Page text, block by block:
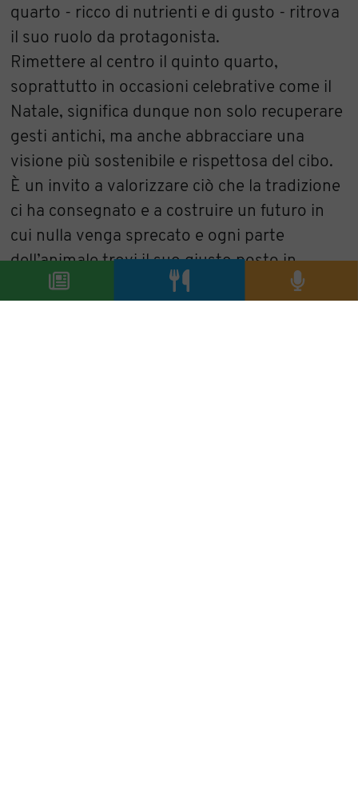
quarto - ricco di nutrienti e di gusto - ritrova
il suo ruolo da protagonista.
Rimettere al centro il quinto quarto,
soprattutto in occasioni celebrative come il
Natale, significa dunque non solo recuperare
gesti antichi, ma anche abbracciare una
visione più sostenibile e rispettosa del cibo.
È un invito a valorizzare ciò che la tradizione
ci ha consegnato e a costruire un futuro in
cui nulla venga sprecato e ogni parte
dell’animale trovi il suo giusto posto in
cucina. In questo equilibrio tra radici e